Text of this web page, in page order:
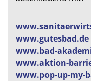
www.gutesbad.de
www.bad-
www.aktion-
www.pop-up-my-